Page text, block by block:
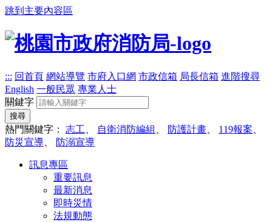
跳到主要內容區
::: 回首頁 網站導覽 市府入口網 市政信箱 局長信箱 進階搜尋
English 一般民眾 專業人士
關鍵字
搜尋
熱門關鍵字： 志工 自衛消防編組 防護計畫 119報案
防災宣導
防溺宣導
訊息專區
重要訊息
最新消息
即時災情
法規動態